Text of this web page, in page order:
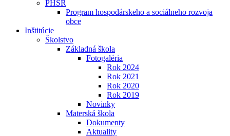
PHSR
Program hospodárskeho a sociálneho rozvoja
obce
Inštitúcie
Školstvo
Základná škola
Fotogaléria
Rok 2024
Rok 2021
Rok 2020
Rok 2019
Novinky
Materská škola
Dokumenty
Aktuality